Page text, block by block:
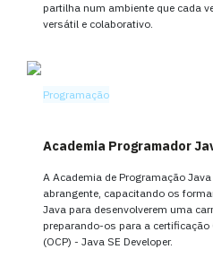
partilha num ambiente que cada
versátil e colaborativo.
Programação
Academia Programador
A Academia de Programação
abrangente, capacitando os
Java para desenvolverem uma
preparando-os para a certificação
(OCP) - Java SE Developer.